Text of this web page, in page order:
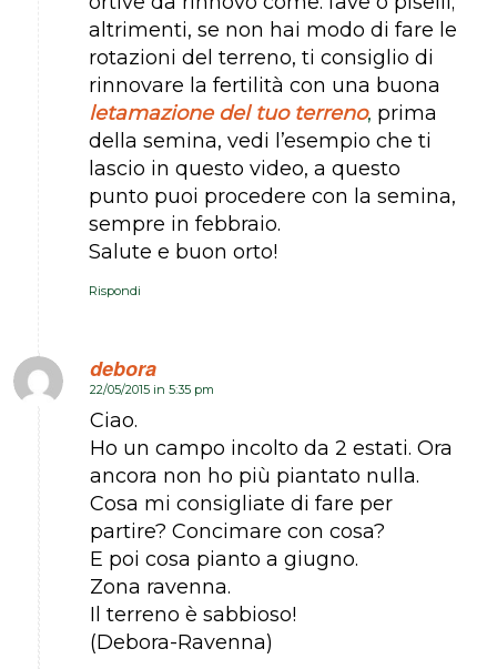
altrimenti, se non hai modo di fare le
rotazioni del terreno, ti consiglio di
rinnovare la fertilità con una buona
letamazione del tuo terreno, prima
della semina, vedi l’esempio che ti
lascio in questo video, a questo
punto puoi procedere con la semina,
sempre in febbraio.
Salute e buon orto!
Rispondi
debora
dice:
22/05/2015 in 5:35 pm
Ciao.
Ho un campo incolto da 2 estati. Ora
ancora non ho più piantato nulla.
Cosa mi consigliate di fare per
partire? Concimare con cosa?
E poi cosa pianto a giugno.
Zona ravenna.
Il terreno è sabbioso!
(Debora-Ravenna)